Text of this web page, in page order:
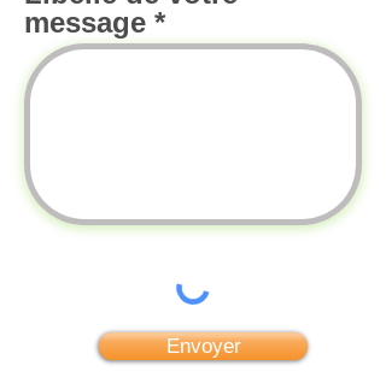
message
Envoyer